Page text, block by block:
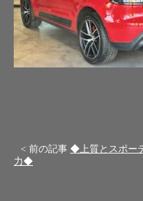
< 前の記事 ◆上質とスポー
力◆